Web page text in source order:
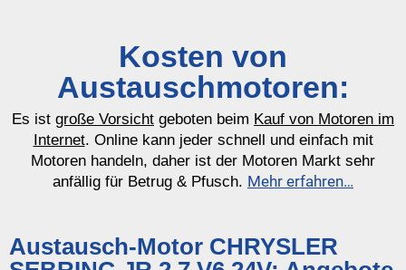
Kosten von
Austauschmotoren:
Es ist große Vorsicht geboten beim Kauf von Motoren im
Internet. Online kann jeder schnell und einfach mit
Motoren handeln, daher ist der Motoren Markt sehr
anfällig für Betrug & Pfusch. Mehr erfahren…
Austausch-Motor CHRYSLER